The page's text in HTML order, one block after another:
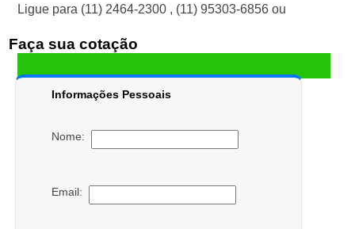
Ligue para (11) 2464-2300 , (11) 95303-6856 ou
Faça sua cotação
Informações Pessoais
Nome:
Email: